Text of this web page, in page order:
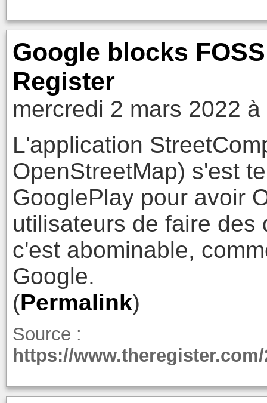
Google blocks
Register
mercredi 2 mars 2022 à
L'application
OpenStreetMap) s'est
GooglePlay pour avoir
utilisateurs de faire des
c'est abominable,
Google.
(Permalink)
Source :
https://